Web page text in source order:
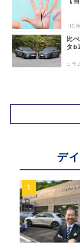
PR(
比
タ
コラ
デ